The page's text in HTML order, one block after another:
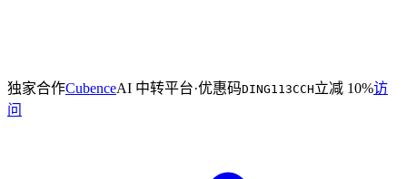
独家合作CubenceAI 中转平台·优惠码DING113CCH立减 10%访
问